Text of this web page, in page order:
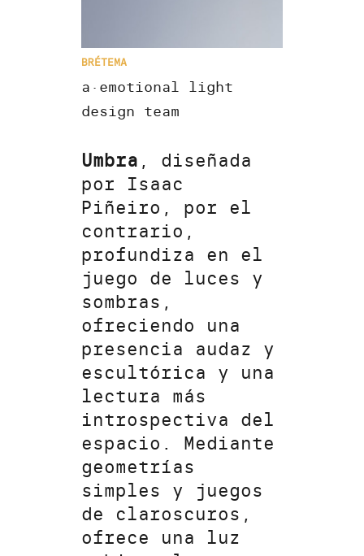
BRÉTEMA
a·emotional light
design team
Umbra , diseñada
por Isaac
Piñeiro, por el
contrario,
profundiza en el
juego de luces y
sombras,
ofreciendo una
presencia audaz y
escultórica y una
lectura más
introspectiva del
espacio. Mediante
geometrías
simples y juegos
de claroscuros,
ofrece una luz